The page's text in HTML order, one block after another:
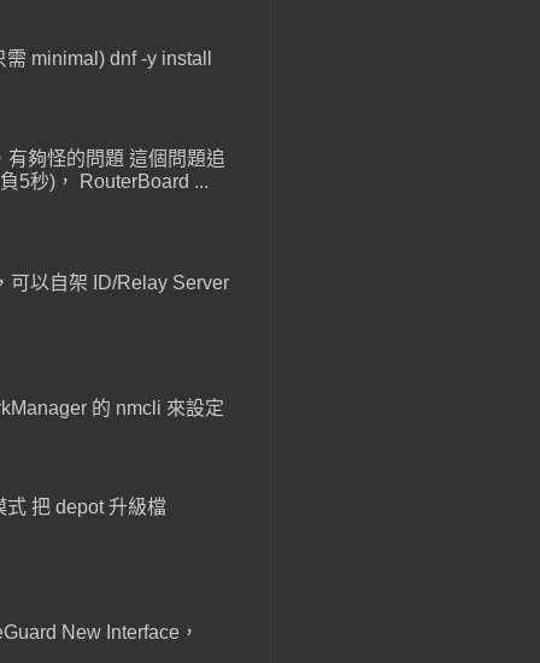
minimal) dnf -y install
夠怪的問題 這個問題追
5秒)， RouterBoard ...
可以自架 ID/Relay Server
的 nmcli 來設定
把 depot 升級檔
New Interface，